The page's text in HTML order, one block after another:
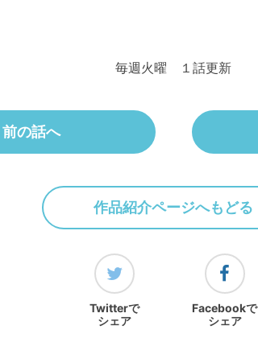
毎週火曜 １話更新
前の話へ
作品紹介ページへもどる
Twitterで
シェア
Facebookで
シェア